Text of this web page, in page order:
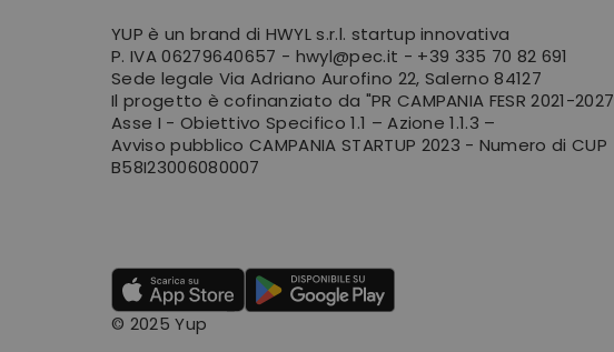
YUP è un brand di HWYL s.r.l. startup innovativa
P. IVA 06279640657 - hwyl@pec.it - +39 335 70 82 691
Sede legale Via Adriano Aurofino 22, Salerno 84127
Il progetto è cofinanziato da "PR CAMPANIA FESR 2021-2027
Asse I - Obiettivo Specifico 1.1 – Azione 1.1.3 –
Avviso pubblico CAMPANIA STARTUP 2023 - Numero di CUP
B58I23006080007
© 2025 Yup